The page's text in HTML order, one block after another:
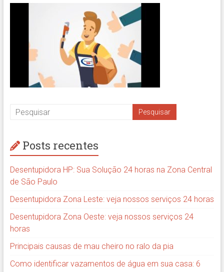
Posts recentes
Desentupidora HP: Sua Solução 24 horas na Zona Central
de São Paulo
Desentupidora Zona Leste: veja nossos serviços 24 horas
Desentupidora Zona Oeste: veja nossos serviços 24
horas
Principais causas de mau cheiro no ralo da pia
Como identificar vazamentos de água em sua casa: 6